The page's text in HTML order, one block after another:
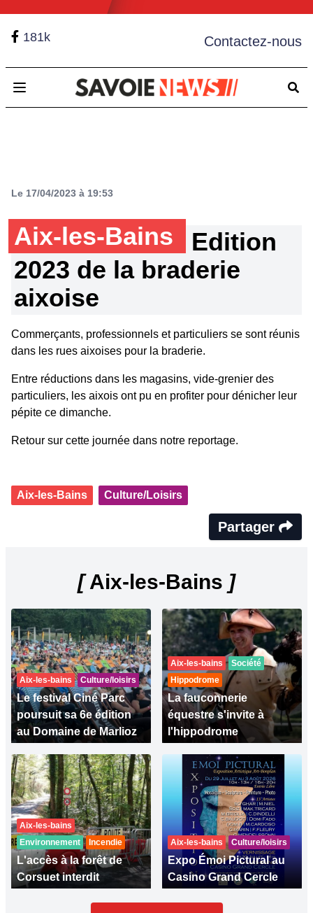
181k Contactez-nous
Open main menu
Le 17/04/2023 à 19:53
Aix-les-Bains
Edition
2023 de la braderie
aixoise
Commerçants, professionnels et particuliers se sont réunis
dans les rues aixoises pour la braderie.
Entre réductions dans les magasins, vide-grenier des
particuliers, les aixois ont pu en profiter pour dénicher leur
pépite ce dimanche.
Retour sur cette journée dans notre reportage.
Aix-les-Bains Culture/Loisirs
Partager
[Aix-les-Bains ]
Aix-les-bains Culture/loisirs
Le festival Ciné Parc
poursuit sa 6e édition
au Domaine de Marlioz
Aix-les-bains
Société
Hippodrome
La fauconnerie
équestre s'invite à
l'hippodrome
Aix-les-bains
Environnement
Incendie
L'accès à la forêt de
Corsuet interdit
Aix-les-bains Culture/loisirs
Expo Émoi Pictural au
Casino Grand Cercle